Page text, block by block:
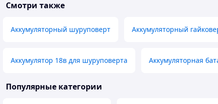
Смотри также
Аккумуляторный шуруповерт Аккумуляторный
Аккумулятор 18в для шуруповерта Аккумуляторная
Популярные категории